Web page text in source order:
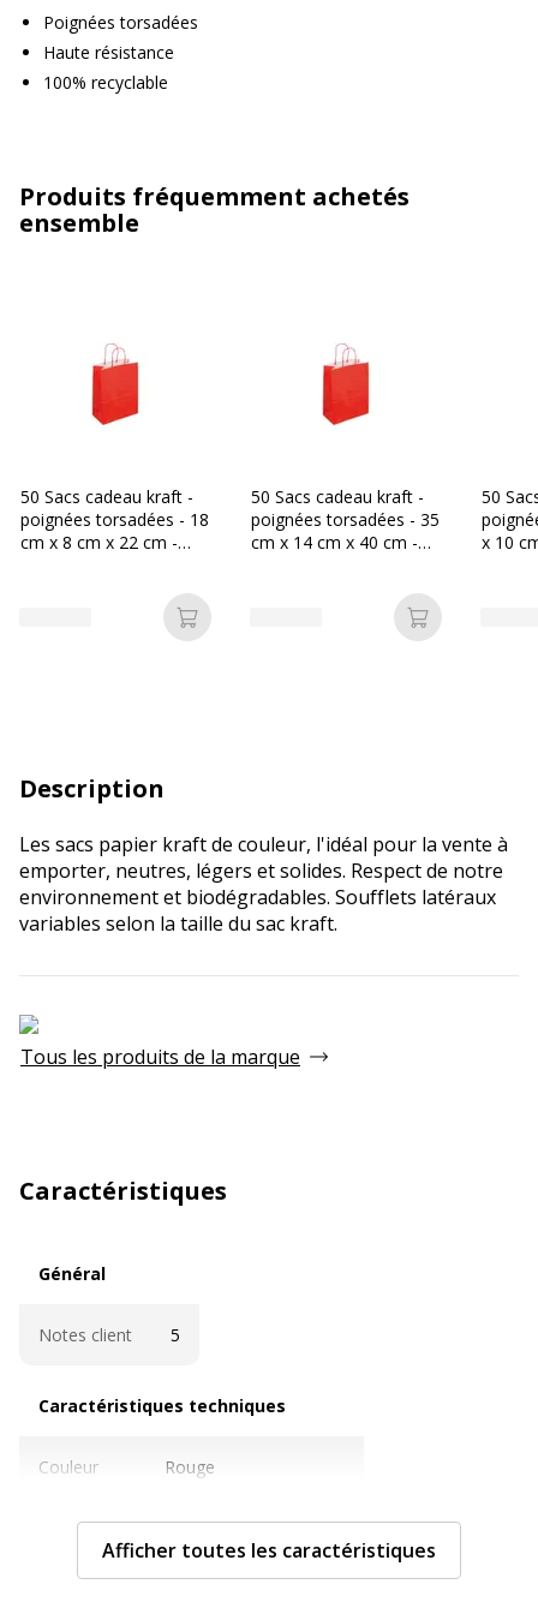
Poignées torsadées
Haute résistance
100% recyclable
Produits fréquemment achetés
ensemble
50 Sacs cadeau kraft -
poignées torsadées - 18
cm x 8 cm x 22 cm -
Ajouter au panier
50 Sacs cadeau kraft -
poignées torsadées - 35
cm x 14 cm x 40 cm -
Ajouter au
50
x 10
Description
Les sacs papier kraft de couleur, l'idéal pour la vente à
emporter, neutres, légers et solides. Respect de notre
environnement et biodégradables. Soufflets latéraux
variables selon la taille du sac kraft.
Tous les produits de la marque
Caractéristiques
Général
Notes client 5
Caractéristiques techniques
Couleur Rouge
Extensible Oui
Afficher toutes les caractéristiques